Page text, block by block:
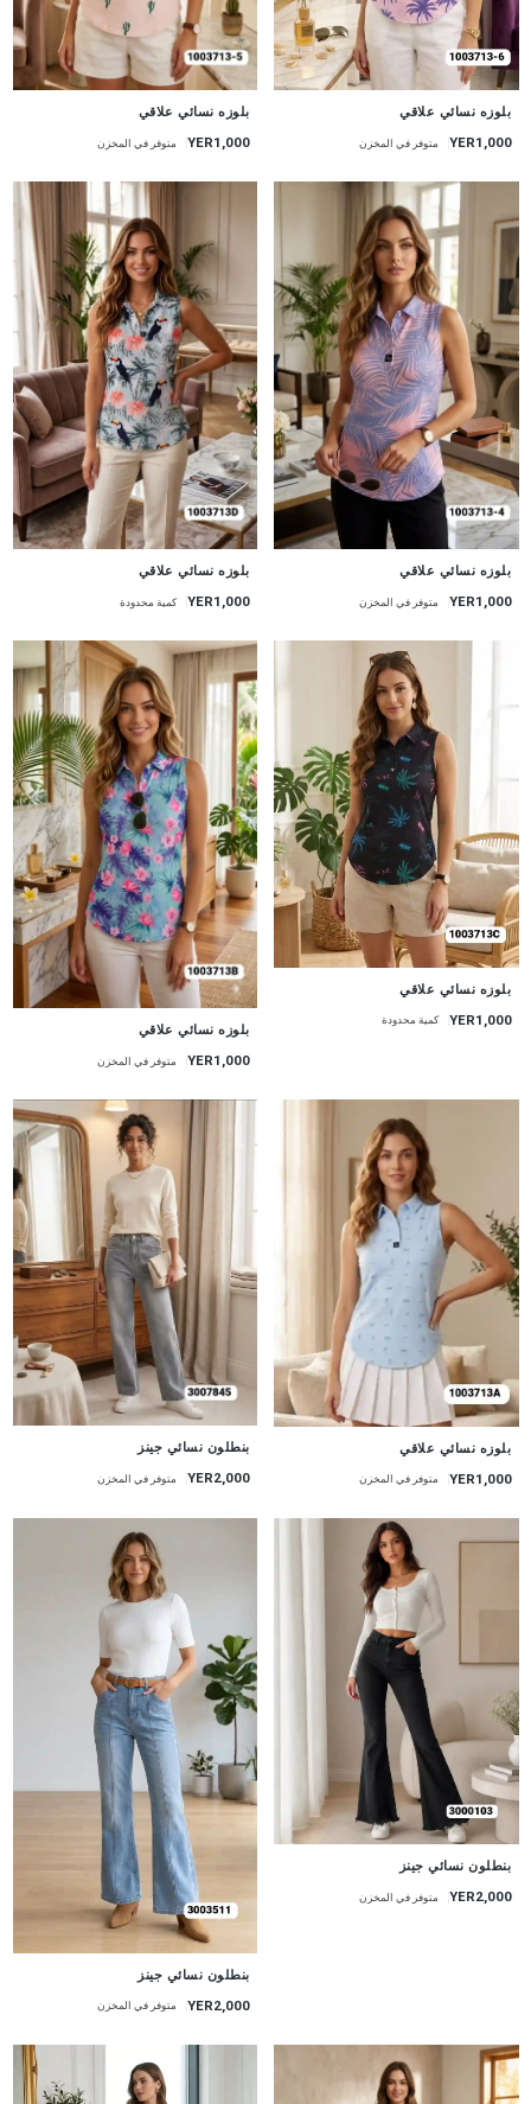
جديد
بلوزه نسائي علاقي
YER1,000 متوفر في المخزن
بلوزه نسائي علاقي
YER1,000 متوفر في المخزن
جديد
بلوزه نسائي علاقي
YER1,000 متوفر في المخزن
جديد
بلوزه نسائي علاقي
YER1,000 كمية محدودة
بلوزه نسائي علاقي
YER1,000 كمية محدودة جديد
بلوزه نسائي علاقي
YER1,000 متوفر في المخزن
بلوزه نسائي علاقي
YER1,000 متوفر في المخزن
جديد
بنطلون نسائي جينز
YER2,000 متوفر في المخزن
بنطلون نسائي جينز
YER2,000 متوفر في المخزن
بنطلون نسائي جينز
YER2,000 متوفر في المخزن